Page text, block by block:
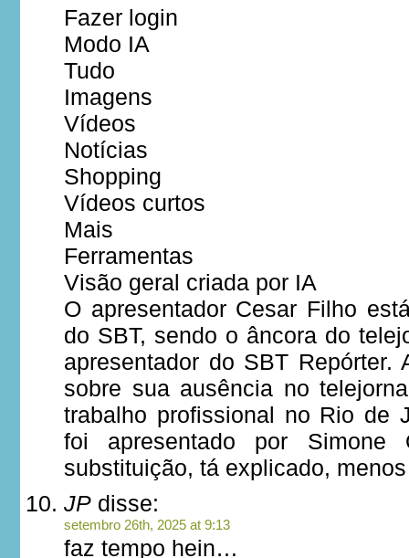
Fazer login
Modo IA
Tudo
Imagens
Vídeos
Notícias
Shopping
Vídeos curtos
Mais
Ferramentas
Visão geral criada por IA
O apresentador Cesar Filho
do SBT, sendo o âncora do
apresentador do SBT Repórter.
sobre sua ausência no
trabalho profissional no Rio de
foi apresentado por Simone
substituição, tá explicado,
JP disse:
setembro 26th, 2025 at 9:13
faz tempo hein…